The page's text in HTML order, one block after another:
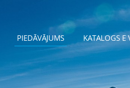
PIEDĀVĀJUMS KATALOGS E